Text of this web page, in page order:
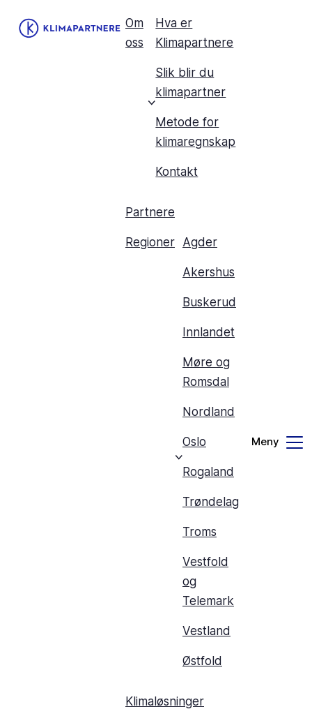
Om
oss
Hva er
Klimapartnere
Slik blir du
klimapartner
Metode for
klimaregnskap
Kontakt
Partnere
Regioner Agder
Akershus
Buskerud
Innlandet
Møre og
Romsdal
Nordland
Oslo
Rogaland
Trøndelag
Troms
Vestfold
og
Telemark
Vestland
Østfold
Klimaløsninger